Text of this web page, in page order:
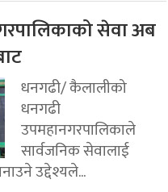
सेवा अब
धनगढी/ कैलालीको
धनगढी
उपमहानगरपालिकाले
सार्वजनिक सेवालाई
उद्देश्यले...